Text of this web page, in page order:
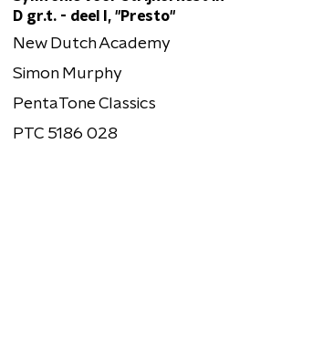
D gr.t. - deel I, "Presto"
New Dutch Academy
Simon Murphy
PentaTone Classics
PTC 5186 028